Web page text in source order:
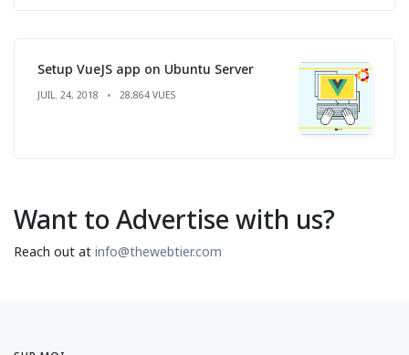
Setup VueJS app on Ubuntu Server
JUIL. 24, 2018 28,864 VUES
Want to Advertise with us?
Reach out at info@thewebtier.com